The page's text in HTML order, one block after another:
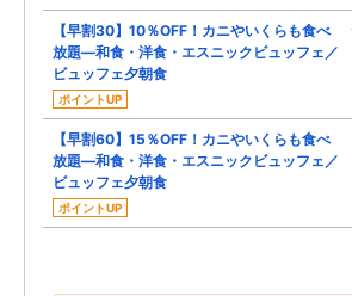
【早割30】10％OFF！カニやいくらも食べ
放題―和食・洋食・エスニックビュッフェ／
ビュッフェ夕朝食
ポイントUP
【早割60】15％OFF！カニやいくらも食べ
放題―和食・洋食・エスニックビュッフェ／
ビュッフェ夕朝食
ポイントUP